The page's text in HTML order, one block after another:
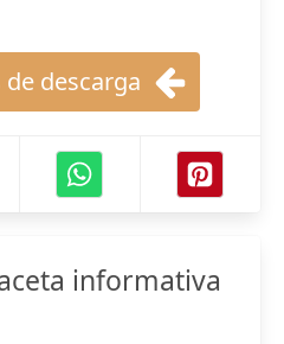
descarga
informativa